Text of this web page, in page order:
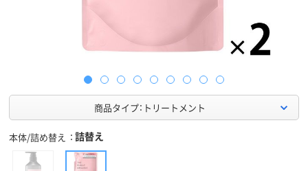
商品タイプ：トリートメント
本体/詰め替え 詰替え